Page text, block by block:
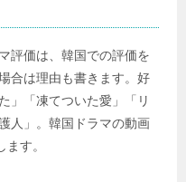
評価は、韓国での評価を
合は理由も書きます。好
」「凍てついた愛」「リ
人」。韓国ドラマの動画
す。